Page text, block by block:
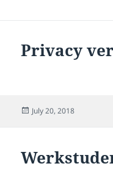
Privacy
Posted
July 20, 2018